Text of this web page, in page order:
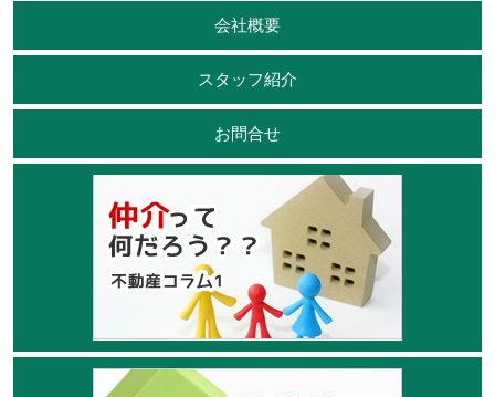
会社概要
スタッフ紹介
お問合せ